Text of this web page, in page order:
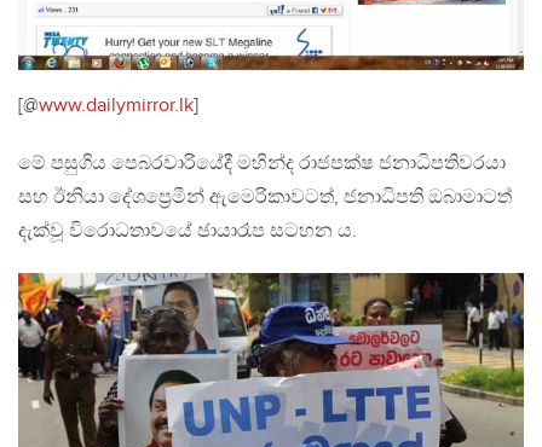
[@www.dailymirror.lk]
මේ පසුගිය පෙබරවාරියේදී මහින්ද රාජපක්ෂ ජනාධිපතිවරයා
සහ ඊනියා දේශප්‍රෙමීන් ඇමෙරිකාවටත්, ජනාධිපති ඔබාමාටත්
දැක්වූ විරොධතාවයේ ඡායාරෑප සටහන ය.